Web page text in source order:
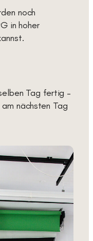
noch
in hoher
Tag fertig –
nächsten Tag